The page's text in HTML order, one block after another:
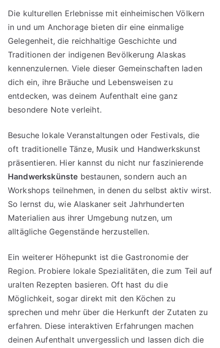
Die kulturellen Erlebnisse mit einheimischen Völkern
in und um Anchorage bieten dir eine einmalige
Gelegenheit, die reichhaltige Geschichte und
Traditionen der indigenen Bevölkerung Alaskas
kennenzulernen. Viele dieser Gemeinschaften laden
dich ein, ihre Bräuche und Lebensweisen zu
entdecken, was deinem Aufenthalt eine ganz
besondere Note verleiht.
Besuche lokale Veranstaltungen oder Festivals, die
oft traditionelle Tänze, Musik und Handwerkskunst
präsentieren. Hier kannst du nicht nur faszinierende
Handwerkskünste bestaunen, sondern auch an
Workshops teilnehmen, in denen du selbst aktiv wirst.
So lernst du, wie Alaskaner seit Jahrhunderten
Materialien aus ihrer Umgebung nutzen, um
alltägliche Gegenstände herzustellen.
Ein weiterer Höhepunkt ist die Gastronomie der
Region. Probiere lokale Spezialitäten, die zum Teil auf
uralten Rezepten basieren. Oft hast du die
Möglichkeit, sogar direkt mit den Köchen zu
sprechen und mehr über die Herkunft der Zutaten zu
erfahren. Diese interaktiven Erfahrungen machen
deinen Aufenthalt unvergesslich und lassen dich die